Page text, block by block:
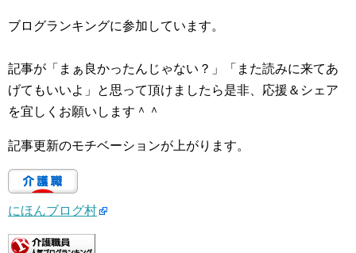
ブログランキングに参加しています。
記事が「まぁ良かったんじゃない？」「また読みに来てあ
げてもいいよ」と思って頂けましたら是非、応援＆シェア
を宜しくお願いします＾＾
記事更新のモチベーションが上がります。
にほんブログ村